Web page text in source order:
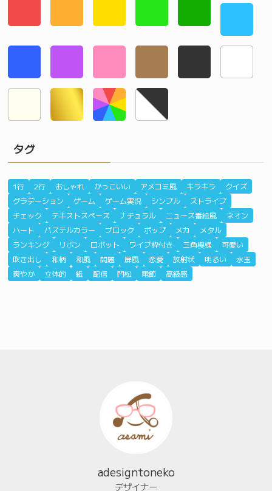
タグ
1行 2行 おしゃれ かっこいい アメコミ風 キラキラ
クイズ
グラデーション
ゲーム ゲーム実況 シンプル
ストライプ
チェック
テキストスペース ナチュラル ニュース番組風
ネオン
ハート
パステルカラー ブロック ポップ メカ
メタル
ランキング
リボン ロボット ワイプ枠付き 三角模様
可愛い
吹き出し
和柄 和風 問題 屏風 恋愛 放射状 明るい
水玉
爽やか
立体的 紙 配信 門松 電飾 高級感
adesigntoneko
デザイナー